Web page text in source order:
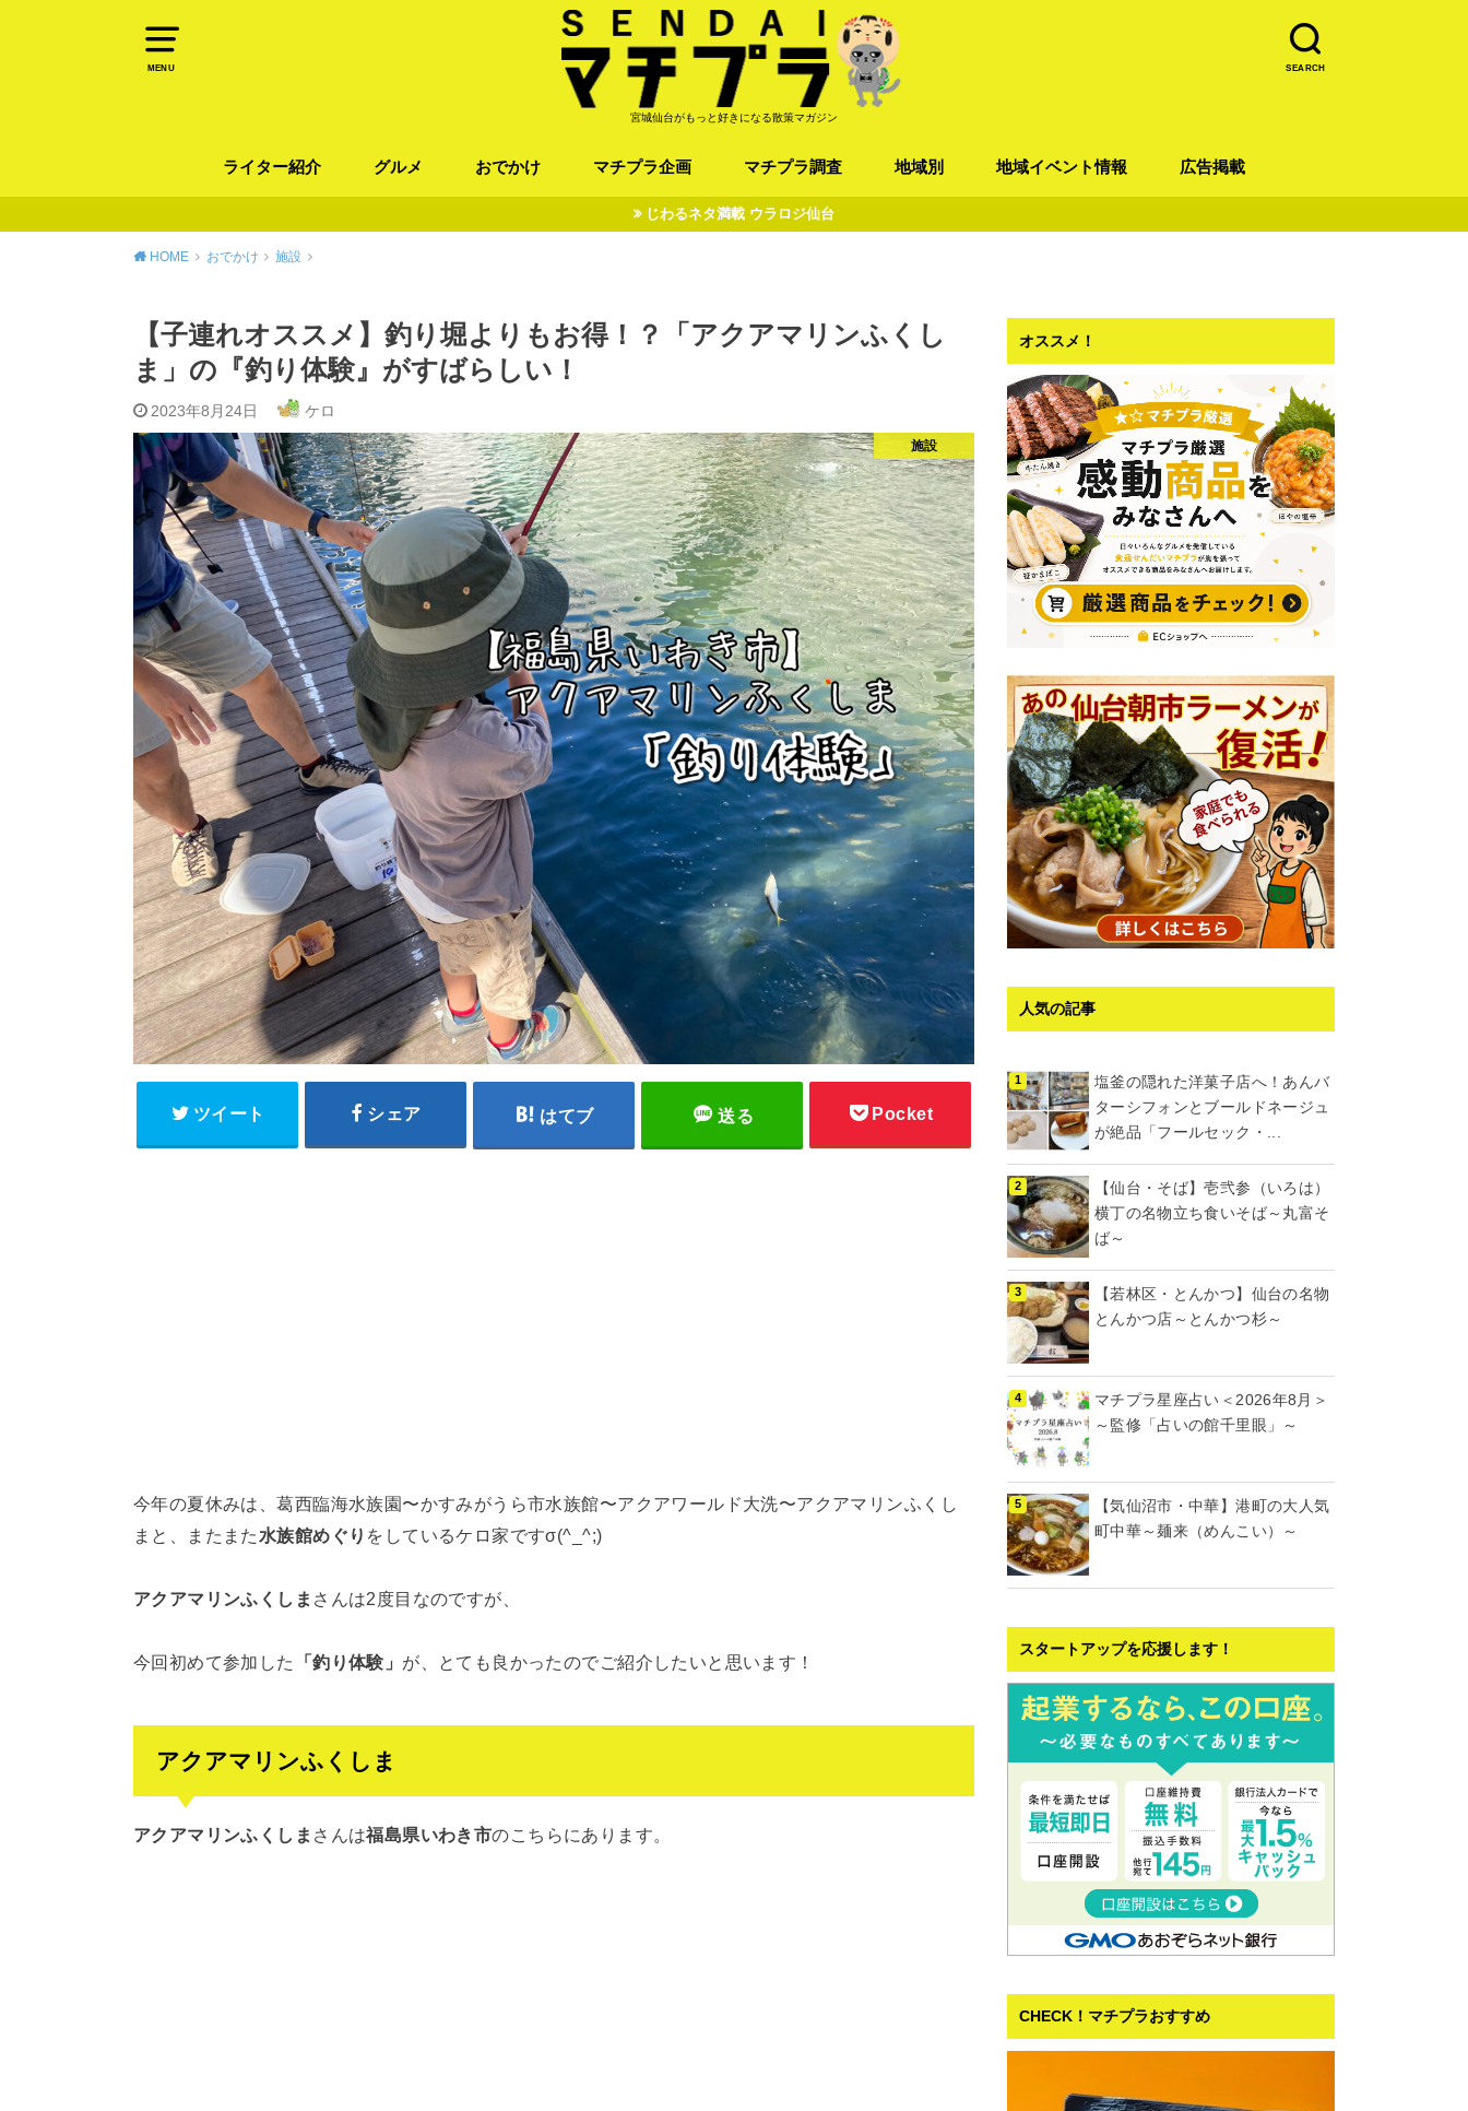
MENU SEARCH
宮城仙台がもっと好きになる散策マガジン
ライター紹介 グルメ おでかけ マチプラ企画
オトアルキ
マチプラ企業訪問
ファッション
ブラミヤギ
マチプラ漫画
マチプラ小説
マチプラ調査
歴史
地域別 地域イベント情報 広告掲載
じわるネタ満載 ウラロジ仙台
HOME おでかけ 施設
【子連れオススメ】釣り堀よりもお得！？「アクアマリンふくし
ま」の『釣り体験』がすばらしい！
2023年8月24日 ケロ
施設
ツイート シェア はてブ 送る Pocket
今年の夏休みは、葛西臨海水族園〜かすみがうら市水族館〜アクアワールド大洗〜アクアマリンふくし
まと、またまた 水族館めぐり をしているケロ家ですσ(^_^;)
アクアマリンふくしま さんは2度目なのですが、
今回初めて参加した 「釣り体験」 が、とても良かったのでご紹介したいと思います！
アクアマリンふくしま
アクアマリンふくしま さんは福島県いわき市のこちらにあります。
オススメ！
人気の記事
塩釜の隠れた洋菓子店へ！あんバ
ターシフォンとブールドネージュ
が絶品「フールセック・...
【仙台・そば】壱弐参（いろは）
横丁の名物立ち食いそば～丸富そ
ば～
【若林区・とんかつ】仙台の名物
とんかつ店～とんかつ杉～
マチプラ星座占い＜2026年8月＞
～監修「占いの館千里眼」～
【気仙沼市・中華】港町の大人気
町中華～麺来（めんこい）～
スタートアップを応援します！
CHECK！マチプラおすすめ